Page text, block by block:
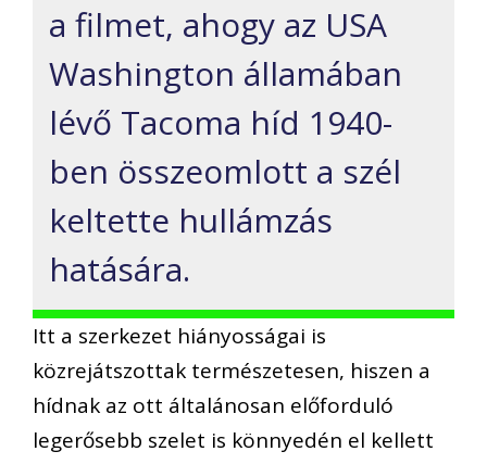
a filmet, ahogy az USA
Washington államában
lévő Tacoma híd 1940-
ben összeomlott a szél
keltette hullámzás
hatására.
Itt a szerkezet hiányosságai is
közrejátszottak természetesen, hiszen a
hídnak az ott általánosan előforduló
legerősebb szelet is könnyedén el kellett